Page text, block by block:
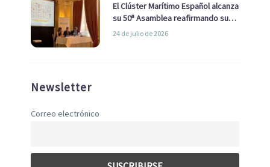
El Clúster Marítimo Español alcanza
su 50ª Asamblea reafirmando su
liderazgo en la Economía Azul
24 de julio de 2026
Newsletter
Correo electrónico